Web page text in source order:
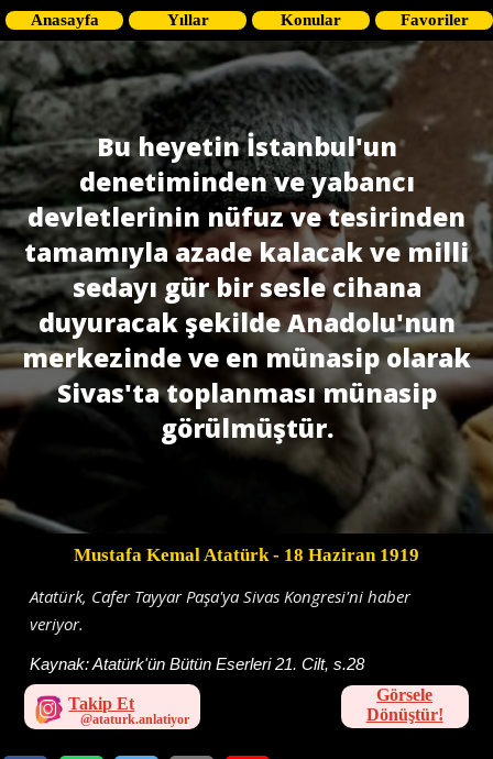
Anasayfa Yıllar Konular Favoriler
Bu heyetin İstanbul'un
denetiminden ve yabancı
devletlerinin nüfuz ve tesirinden
tamamıyla azade kalacak ve milli
sedayı gür bir sesle cihana
duyuracak şekilde Anadolu'nun
merkezinde ve en münasip olarak
Sivas'ta toplanması münasip
görülmüştür.
Mustafa Kemal Atatürk- 18 Haziran 1919
Atatürk, Cafer Tayyar Paşa'ya Sivas Kongresi'ni haber
veriyor.
Kaynak:Atatürk'ün Bütün Eserleri 21. Cilt, s.28
Takip Et
Görsele
Dönüştür!